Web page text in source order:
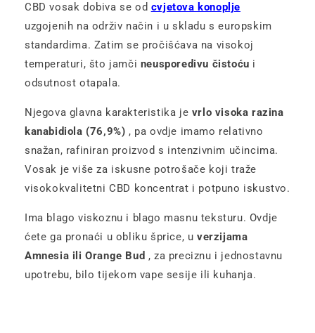
CBD vosak dobiva se od cvjetova konoplje
uzgojenih na održiv način i u skladu s europskim
standardima. Zatim se pročišćava na visokoj
temperaturi, što jamči neusporedivu čistoću i
odsutnost otapala.
Njegova glavna karakteristika je vrlo visoka razina
kanabidiola (76,9%) , pa ovdje imamo relativno
snažan, rafiniran proizvod s intenzivnim učincima.
Vosak je više za iskusne potrošače koji traže
visokokvalitetni CBD koncentrat i potpuno iskustvo.
Ima blago viskoznu i blago masnu teksturu. Ovdje
ćete ga pronaći u obliku šprice, u verzijama
Amnesia ili Orange Bud , za preciznu i jednostavnu
upotrebu, bilo tijekom vape sesije ili kuhanja.